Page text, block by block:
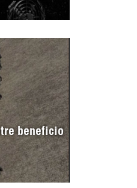
beneficio